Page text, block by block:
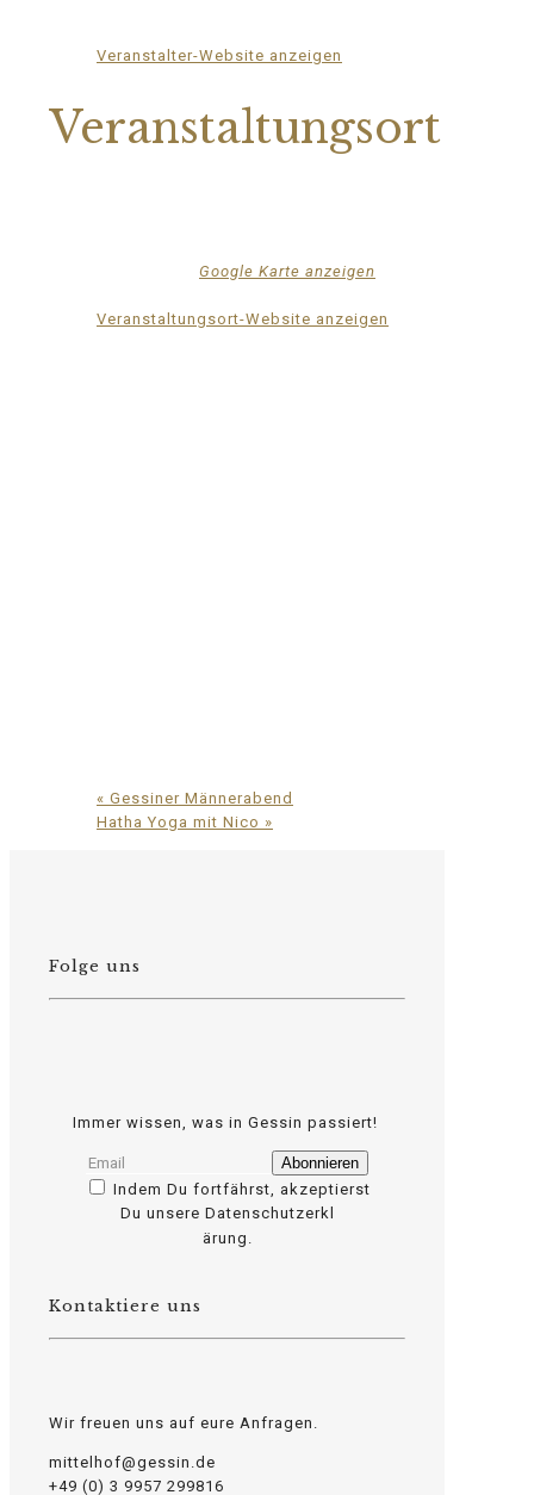
Veranstalter-Website anzeigen
Veranstaltungsort
Google Karte anzeigen
Veranstaltungsort-Website anzeigen
« Gessiner Männerabend
Hatha Yoga mit Nico »
Folge uns
Immer wissen, was in Gessin passiert!
Indem Du fortfährst, akzeptierst
Du unsere Datenschutzerkl
osteopathe-nyon-cabinet-monney
ärung.
Kontaktiere uns
Wir freuen uns auf eure Anfragen.
mittelhof@gessin.de
+49 (0) 3 9957 299816